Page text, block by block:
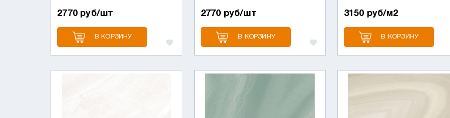
2770 руб/шт
В КОРЗИНУ
2770 руб/шт
В КОРЗИНУ
3150 руб/м2
В КОРЗИНУ